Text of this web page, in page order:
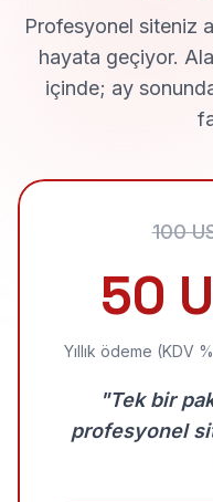
Profesyonel siteniz
hayata geçiyor.
içinde; ay
100
50
Yıllık ödeme (KDV
"Tek bir
profesyonel